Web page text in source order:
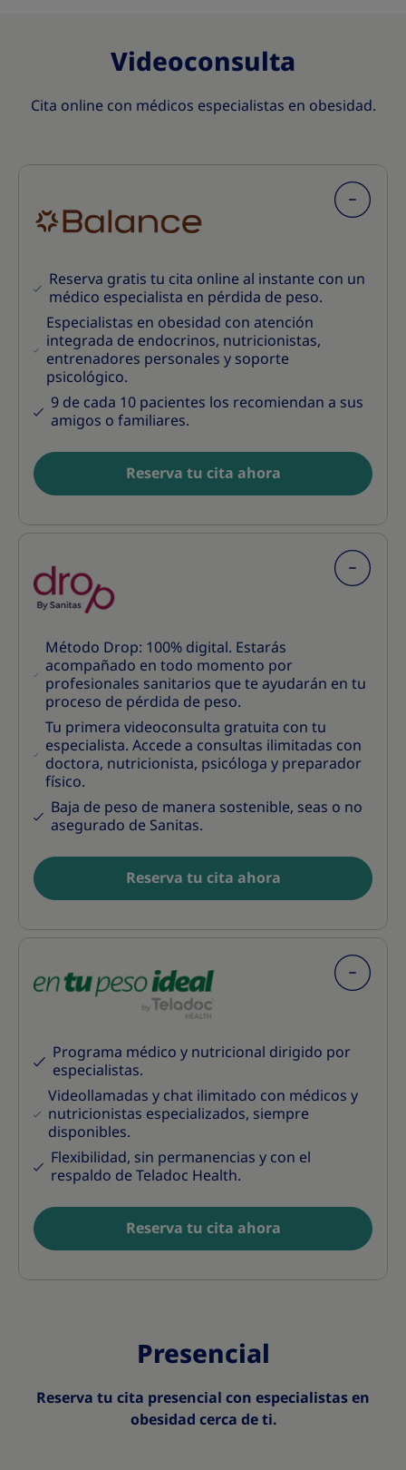
Videoconsulta
Cita online con médicos especialistas en obesidad.
Reserva gratis tu cita online al instante con un
médico especialista en pérdida de peso.
Especialistas en obesidad con atención
integrada de endocrinos, nutricionistas,
entrenadores personales y soporte
psicológico.
9 de cada 10 pacientes los recomiendan a sus
amigos o familiares.
Reserva tu cita ahora
Método Drop: 100% digital. Estarás
acompañado en todo momento por
profesionales sanitarios que te ayudarán en tu
proceso de pérdida de peso.
Tu primera videoconsulta gratuita con tu
especialista. Accede a consultas ilimitadas con
doctora, nutricionista, psicóloga y preparador
físico.
Baja de peso de manera sostenible, seas o no
asegurado de Sanitas.
Reserva tu cita ahora
Programa médico y nutricional dirigido por
especialistas.
Videollamadas y chat ilimitado con médicos y
nutricionistas especializados, siempre
disponibles.
Flexibilidad, sin permanencias y con el
respaldo de Teladoc Health.
Reserva tu cita ahora
Presencial
Reserva tu cita presencial con especialistas en
obesidad cerca de ti.